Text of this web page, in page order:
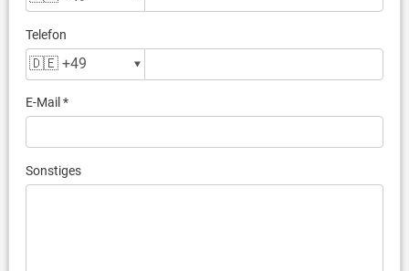
Telefon
E-Mail *
Sonstiges